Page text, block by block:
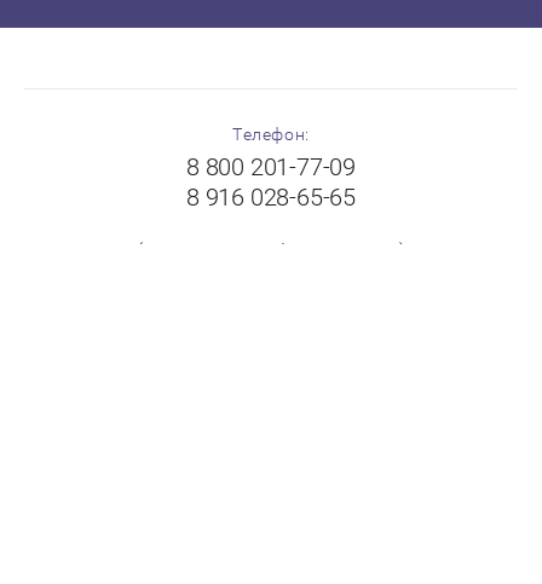
Телефон:
8 800 201-77-09
8 916 028-65-65
(с 8:00 до 19:00 без выходных)